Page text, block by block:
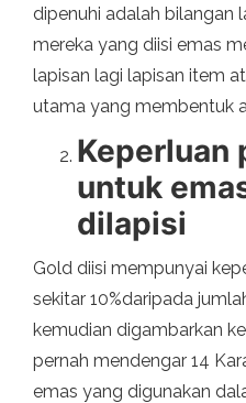
dipenuhi adalah bilangan
mereka yang diisi emas
lapisan lagi lapisan item
utama yang membentuk
Keperluan
untuk
dilapisi
Gold diisi mempunyai
sekitar 10%daripada
kemudian digambarkan
pernah mendengar 14
emas yang digunakan